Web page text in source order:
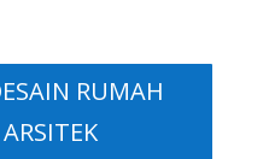
RUMAH